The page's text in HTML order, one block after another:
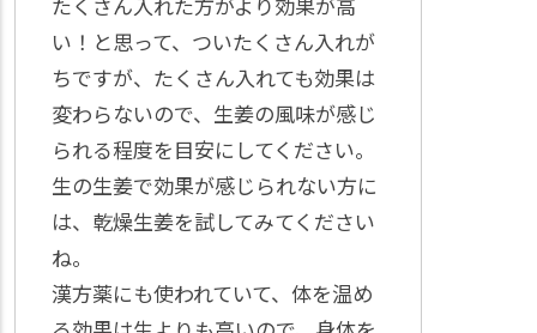
い！と思って、ついたくさん入れが
ちですが、たくさん入れても効果は
変わらないので、生姜の風味が感じ
られる程度を目安にしてください。
生の生姜で効果が感じられない方に
は、乾燥生姜を試してみてください
ね。
漢方薬にも使われていて、体を温め